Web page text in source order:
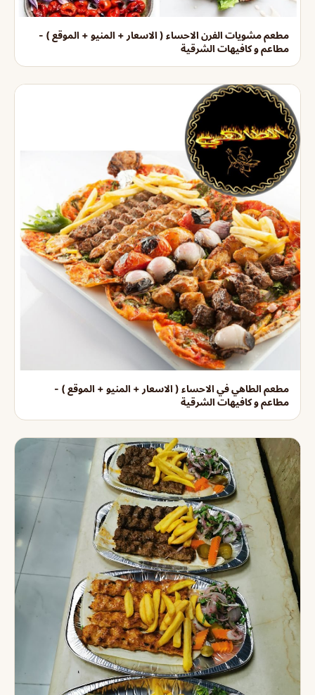
مطعم مشويات الفرن الاحساء ( الاسعار + المنيو + الموقع ) -
مطاعم و كافيهات الشرقية
مطعم الطاهي في الاحساء ( الاسعار + المنيو + الموقع ) -
مطاعم و كافيهات الشرقية